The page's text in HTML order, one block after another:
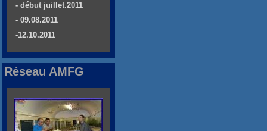
- début juillet.2011
- 09.08.2011
-12.10.2011
Réseau AMFG